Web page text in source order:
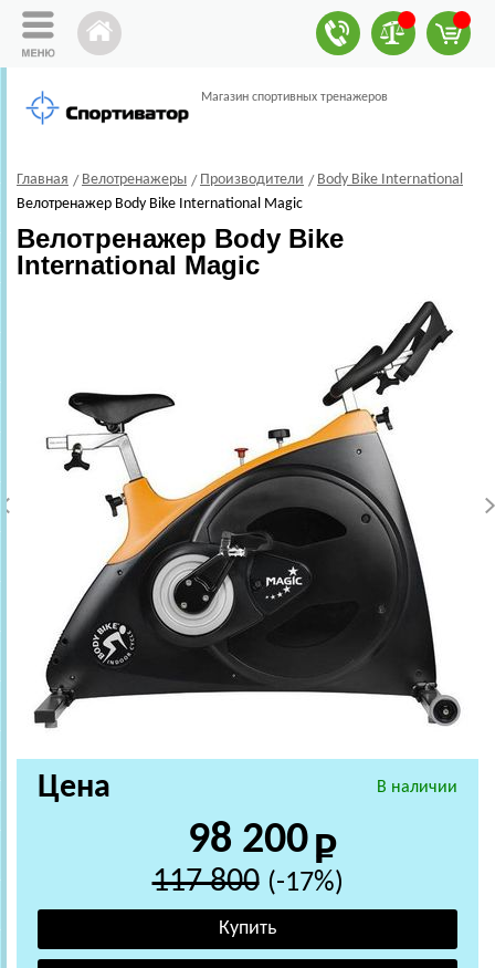
Магазин спортивных тренажеров
Главная Велотренажеры Производители
Body Bike International
Велотренажер Body Bike International Magic
Велотренажер Body Bike
International Magic
В наличии
Цена
98 200
117 800 (-17%)